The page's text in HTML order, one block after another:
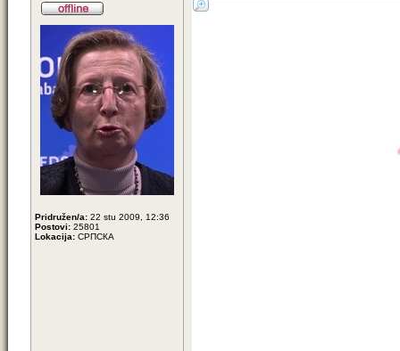
Pridružen/a: 22 stu 2009, 12:36
Postovi: 25801
Lokacija: СРПСКА